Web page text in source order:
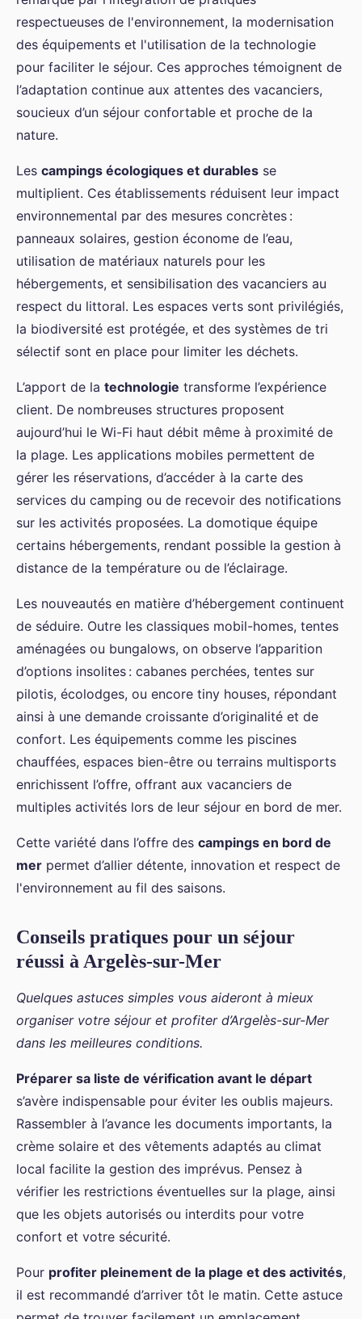
respectueuses de l'environnement, la modernisation
des équipements et l'utilisation de la technologie
pour faciliter le séjour. Ces approches témoignent de
l’adaptation continue aux attentes des vacanciers,
soucieux d’un séjour confortable et proche de la
nature.
Les campings écologiques et durables se
multiplient. Ces établissements réduisent leur impact
environnemental par des mesures concrètes :
panneaux solaires, gestion économe de l’eau,
utilisation de matériaux naturels pour les
hébergements, et sensibilisation des vacanciers au
respect du littoral. Les espaces verts sont privilégiés,
la biodiversité est protégée, et des systèmes de tri
sélectif sont en place pour limiter les déchets.
L’apport de la technologie transforme l’expérience
client. De nombreuses structures proposent
aujourd’hui le Wi-Fi haut débit même à proximité de
la plage. Les applications mobiles permettent de
gérer les réservations, d’accéder à la carte des
services du camping ou de recevoir des notifications
sur les activités proposées. La domotique équipe
certains hébergements, rendant possible la gestion à
distance de la température ou de l’éclairage.
Les nouveautés en matière d’hébergement continuent
de séduire. Outre les classiques mobil-homes, tentes
aménagées ou bungalows, on observe l’apparition
d’options insolites : cabanes perchées, tentes sur
pilotis, écolodges, ou encore tiny houses, répondant
ainsi à une demande croissante d’originalité et de
confort. Les équipements comme les piscines
chauffées, espaces bien-être ou terrains multisports
enrichissent l’offre, offrant aux vacanciers de
multiples activités lors de leur séjour en bord de mer.
Cette variété dans l’offre des campings en bord de
mer permet d’allier détente, innovation et respect de
l'environnement au fil des saisons.
Conseils pratiques pour un séjour
réussi à Argelès-sur-Mer
Quelques astuces simples vous aideront à mieux
organiser votre séjour et profiter d’Argelès-sur-Mer
dans les meilleures conditions.
Préparer sa liste de vérification avant le départ
s’avère indispensable pour éviter les oublis majeurs.
Rassembler à l’avance les documents importants, la
crème solaire et des vêtements adaptés au climat
local facilite la gestion des imprévus. Pensez à
vérifier les restrictions éventuelles sur la plage, ainsi
que les objets autorisés ou interdits pour votre
confort et votre sécurité.
Pour profiter pleinement de la plage et des activités,
il est recommandé d’arriver tôt le matin. Cette astuce